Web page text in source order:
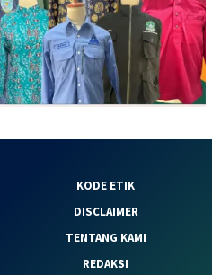
KODE ETIK
DISCLAIMER
TENTANG KAMI
REDAKSI